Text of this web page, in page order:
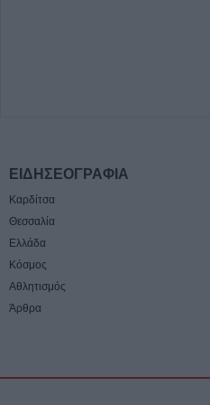
ΕΙΔΗΣΕΟΓΡΑΦΙΑ
Καρδίτσα
Θεσσαλία
Ελλάδα
Κόσμος
Αθλητισμός
Άρθρα